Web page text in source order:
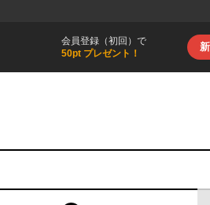
会員登録（初回）で
50pt プレゼント！